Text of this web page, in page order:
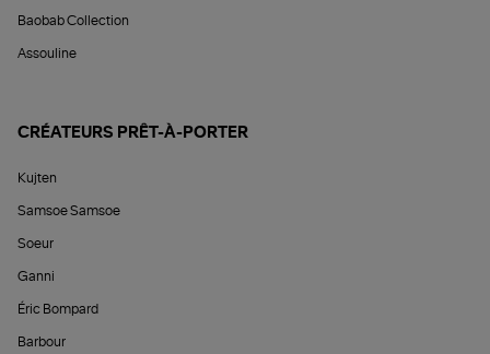
Baobab Collection
Assouline
CRÉATEURS PRÊT-À-PORTER
Kujten
Samsoe Samsoe
Soeur
Ganni
Éric Bompard
Barbour